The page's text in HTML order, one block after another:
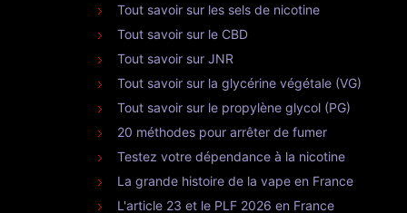
Tout savoir sur les sels de nicotine
Tout savoir sur le CBD
Tout savoir sur JNR
Tout savoir sur la glycérine végétale (VG)
Tout savoir sur le propylène glycol (PG)
20 méthodes pour arrêter de fumer
Testez votre dépendance à la nicotine
La grande histoire de la vape en France
L'article 23 et le PLF 2026 en France